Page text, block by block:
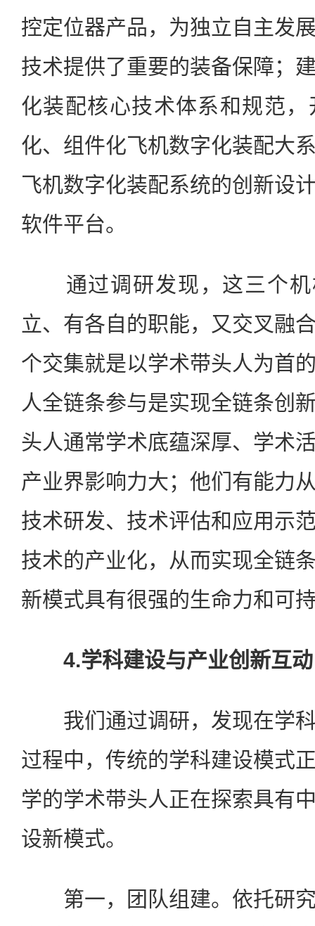
控定位器产品，为独立自主发
技术提供了重要的装备保障；
化装配核心技术体系和规范
化、组件化飞机数字化装配大
飞机数字化装配系统的创新设
软件平台。
通过调研发现，这三个机
立、有各自的职能，又交叉融
个交集就是以学术带头人为首
人全链条参与是实现全链条创
头人通常学术底蕴深厚、学术
产业界影响力大；他们有能力
技术研发、技术评估和应用示
技术的产业化，从而实现全链
新模式具有很强的生命力和可
4.学科建设与产业创新互动
我们通过调研，发现在学科
过程中，传统的学科建设模式
学的学术带头人正在探索具有
设新模式。
第一，团队组建。依托研究